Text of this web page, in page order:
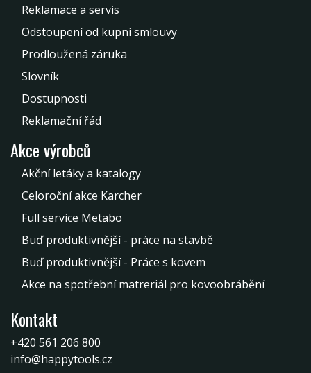
Reklamace a servis
Odstoupení od kupní smlouvy
Prodloužená záruka
Slovník
Dostupnosti
Reklamační řád
Akce výrobců
Akční letáky a katalogy
Celoroční akce Karcher
Full service Metabo
Buď produktivnější - práce na stavbě
Buď produktivnější - Práce s kovem
Akce na spotřební matreriál pro kovoobrábění
Kontakt
+420 561 206 800
info@happytools.cz